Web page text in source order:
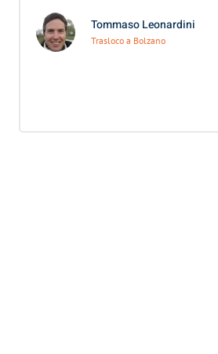
Tommaso Leonardini
Trasloco a Bolzano